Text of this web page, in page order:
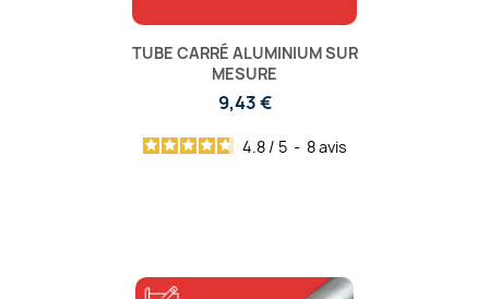
TUBE CARRÉ ALUMINIUM SUR
MESURE
9,43 €
4.8 / 5 - 8avis